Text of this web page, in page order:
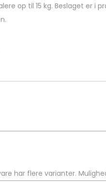
op til 15 kg. Beslaget er i
har flere varianter.